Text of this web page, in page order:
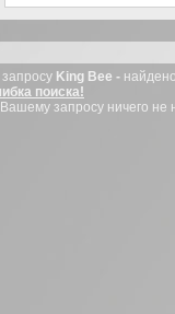
King Bee -
поиска!
запросу ничего не